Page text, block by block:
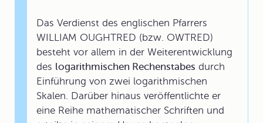
Das Verdienst des englischen Pfarrers
WILLIAM OUGHTRED (bzw. OWTRED)
besteht vor allem in der Weiterentwicklung
des logarithmischen Rechenstabes durch
Einführung von zwei logarithmischen
Skalen. Darüber hinaus veröffentlichte er
eine Reihe mathematischer Schriften und